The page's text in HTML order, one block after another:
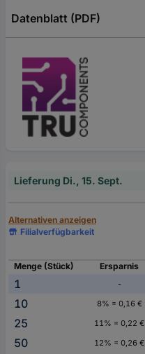
Datenblatt (PDF)
Lieferung Di., 15. Sept.
Alternativen anzeigen
Filialverfügbarkeit
Menge (Stück)
Ersparnis
1 -
10
8% = 0,16 €
25
11% = 0,22 €
50
12% = 0,26 €